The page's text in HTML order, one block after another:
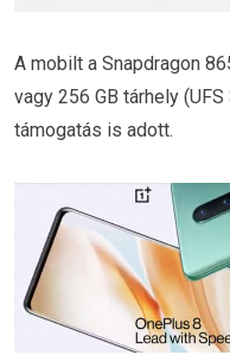
A mobilt a Snapdragon
vagy 256 GB tárhely
támogatás is adott.